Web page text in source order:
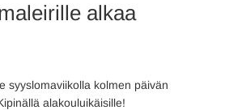
alkaa
syyslomaviikolla kolmen päivän
alakouluikäisille!